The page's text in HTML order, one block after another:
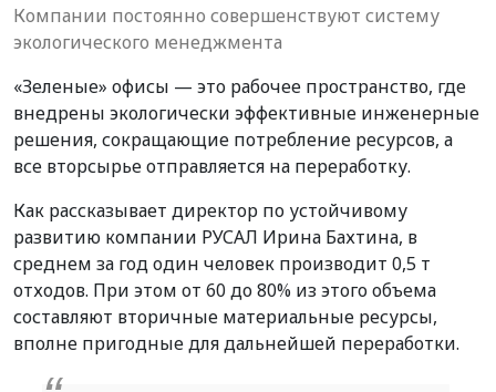
Компании постоянно совершенствуют систему
экологического менеджмента
«Зеленые» офисы — это рабочее пространство, где
внедрены экологически эффективные инженерные
решения, сокращающие потребление ресурсов, а
все вторсырье отправляется на переработку.
Как рассказывает директор по устойчивому
развитию компании РУСАЛ Ирина Бахтина, в
среднем за год один человек производит 0,5 т
отходов. При этом от 60 до 80% из этого объема
составляют вторичные материальные ресурсы,
вполне пригодные для дальнейшей переработки.